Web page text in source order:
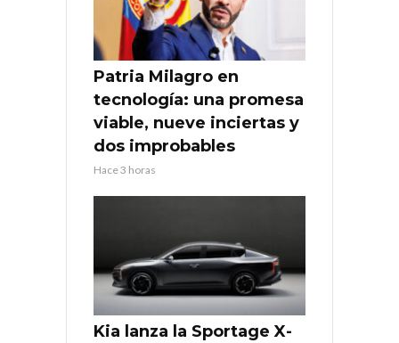
Patria Milagro en
tecnología: una promesa
viable, nueve inciertas y
dos improbables
Hace 3 horas
Kia lanza la Sportage X-